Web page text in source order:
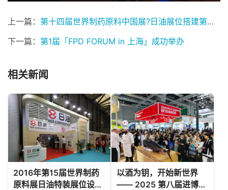
上一篇： 第十四届世界制药原料中国展?日油展位搭建第１４回世界製薬原料中国展?日油ブース設営
下一篇： 第1届「FPD FORUM in 上海」成功举办
相关新闻
2016年第15届世界制药
原料展日油特装展位设计
以酒为钥，开始新世界
—— 2025 第八届进博会